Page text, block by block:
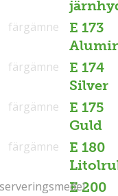
E 173
färgämne
E 174
Silver
färgämne
E 175
Guld
färgämne
E 180
färgämne
E 200